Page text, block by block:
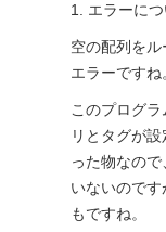
1. エラーに
空の配列を
エラーですね
このプログ
リとタグが
った物なの
いないので
もですね。